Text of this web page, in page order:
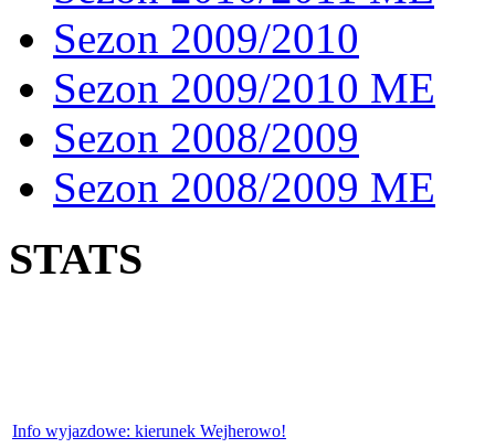
Sezon 2009/2010
Sezon 2009/2010 ME
Sezon 2008/2009
Sezon 2008/2009 ME
STATS
Info wyjazdowe: kierunek Wejherowo!